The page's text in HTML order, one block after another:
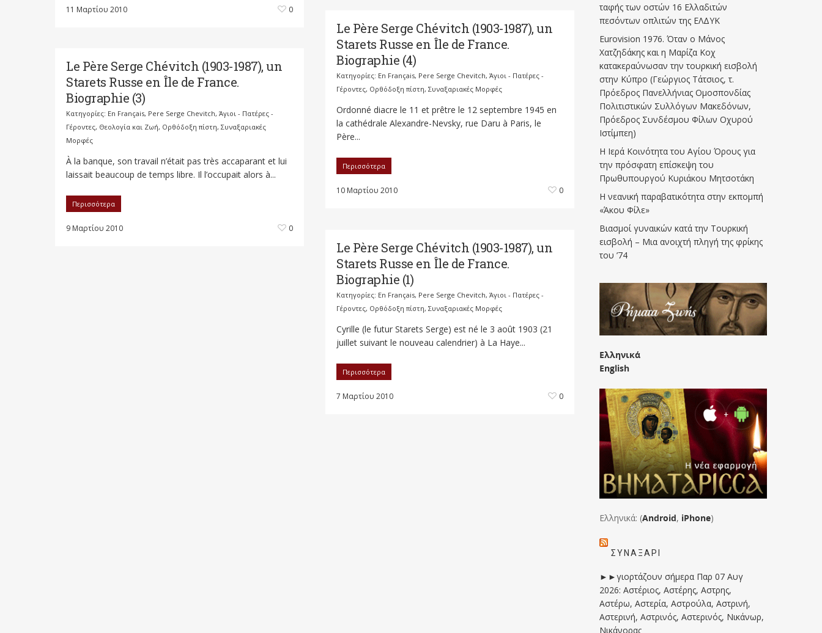
11 Μαρτίου 2010 0
Le Père Serge Chévitch (1903-1987), un
Starets Russe en Île de France.
Biographie (4)
Κατηγορίες: En Français, Pere Serge Chevitch, Άγιοι - Πατέρες -
Γέροντες, Ορθόδοξη πίστη, Συναξαριακές Μορφές
Ordonné diacre le 11 et prêtre le 12 septembre 1945 en
la cathédrale Alexandre-Nevsky, rue Daru à Paris, le
Père...
Περισσότερα
10 Μαρτίου 2010 0
Le Père Serge Chévitch (1903-1987), un
Starets Russe en Île de France.
Biographie (3)
Κατηγορίες: En Français, Pere Serge Chevitch, Άγιοι - Πατέρες -
Γέροντες, Θεολογία και Ζωή, Ορθόδοξη πίστη, Συναξαριακές
Μορφές
À la banque, son travail n’était pas très accaparant et lui
laissait beaucoup de temps libre. Il l’occupait alors à...
Περισσότερα
9 Μαρτίου 2010 0
Le Père Serge Chévitch (1903-1987), un
Starets Russe en Île de France.
Biographie (1)
Κατηγορίες: En Français, Pere Serge Chevitch, Άγιοι - Πατέρες -
Γέροντες, Ορθόδοξη πίστη, Συναξαριακές Μορφές
Cyrille (le futur Starets Serge) est né le 3 août 1903 (21
juillet suivant le nouveau calendrier) à La Haye...
Περισσότερα
7 Μαρτίου 2010 0
ταφής των οστών 16 Ελλαδιτών
πεσόντων οπλιτών της ΕΛΔΥΚ
Eurovision 1976. Όταν ο Μάνος
Χατζηδάκης και η Μαρίζα Κοχ
κατακεραύνωσαν την τουρκική εισβολή
στην Κύπρο (Γεώργιος Τάτσιος, τ.
Πρόεδρος Πανελλήνιας Ομοσπονδίας
Πολιτιστικών Συλλόγων Μακεδόνων,
Πρόεδρος Συνδέσμου Φίλων Οχυρού
Ιστίμπεη)
Η Ιερά Κοινότητα του Αγίου Όρους για
την πρόσφατη επίσκεψη του
Πρωθυπουργού Κυριάκου Μητσοτάκη
Η νεανική παραβατικότητα στην εκπομπή
«Άκου Φίλε»
Βιασμοί γυναικών κατά την Τουρκική
εισβολή – Μια ανοιχτή πληγή της φρίκης
του ’74
Ελληνικά
English
Ελληνικά: (Android, iPhone)
ΣΥΝΑΞΆΡΙ
►►γιορτάζουν σήμερα Παρ 07 Αυγ
2026: Αστέριος, Αστέρης, Αστρης,
Αστέρω, Αστερία, Αστρούλα, Αστρινή,
Αστερινή, Αστρινός, Αστερινός, Νικάνωρ,
Νικάνορας